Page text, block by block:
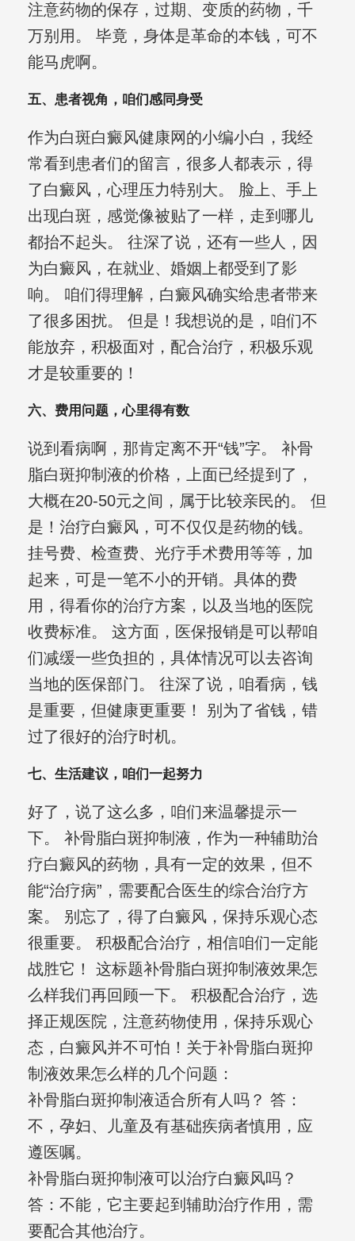
注意药物的保存，过期、变质的药物，千
万别用。 毕竟，身体是革命的本钱，可不
能马虎啊。
五、患者视角，咱们感同身受
作为白斑白癜风健康网的小编小白，我经
常看到患者们的留言，很多人都表示，得
了白癜风，心理压力特别大。 脸上、手上
出现白斑，感觉像被贴了一样，走到哪儿
都抬不起头。 往深了说，还有一些人，因
为白癜风，在就业、婚姻上都受到了影
响。 咱们得理解，白癜风确实给患者带来
了很多困扰。 但是！我想说的是，咱们不
能放弃，积极面对，配合治疗，积极乐观
才是较重要的！
六、费用问题，心里得有数
说到看病啊，那肯定离不开“钱”字。 补骨
脂白斑抑制液的价格，上面已经提到了，
大概在20-50元之间，属于比较亲民的。 但
是！治疗白癜风，可不仅仅是药物的钱。
挂号费、检查费、光疗手术费用等等，加
起来，可是一笔不小的开销。具体的费
用，得看你的治疗方案，以及当地的医院
收费标准。 这方面，医保报销是可以帮咱
们减缓一些负担的，具体情况可以去咨询
当地的医保部门。 往深了说，咱看病，钱
是重要，但健康更重要！ 别为了省钱，错
过了很好的治疗时机。
七、生活建议，咱们一起努力
好了，说了这么多，咱们来温馨提示一
下。 补骨脂白斑抑制液，作为一种辅助治
疗白癜风的药物，具有一定的效果，但不
能“治疗病”，需要配合医生的综合治疗方
案。 别忘了，得了白癜风，保持乐观心态
很重要。 积极配合治疗，相信咱们一定能
战胜它！ 这标题补骨脂白斑抑制液效果怎
么样我们再回顾一下。 积极配合治疗，选
择正规医院，注意药物使用，保持乐观心
态，白癜风并不可怕！关于补骨脂白斑抑
制液效果怎么样的几个问题：
补骨脂白斑抑制液适合所有人吗？ 答：
不，孕妇、儿童及有基础疾病者慎用，应
遵医嘱。
补骨脂白斑抑制液可以治疗白癜风吗？
答：不能，它主要起到辅助治疗作用，需
要配合其他治疗。